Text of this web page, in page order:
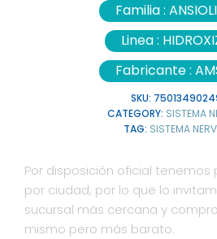
Familia :
Linea :
Fabricante :
SKU:
CATEGORY: SISTEMA
TAG: SISTEMA
Por disposición oficial
por ciudad, por lo que lo
sucursal más cercana y
mismo pero más barato.